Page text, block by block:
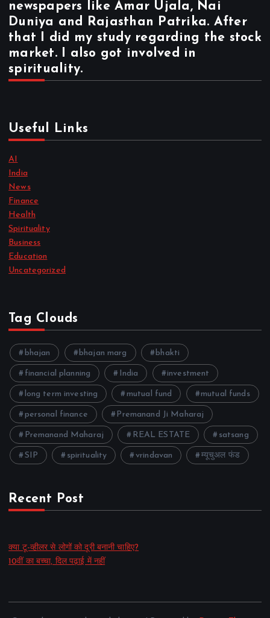
newspapers like Amar Ujala, Nai
Duniya and Rajasthan Patrika. After
that I did my study regarding the stock
market. I also got involved in
spirituality.
Useful Links
AI
India
News
Finance
Health
Spirituality
Business
Education
Uncategorized
Tag Clouds
bhajan bhajan marg bhakti
financial planning India investment
long term investing mutual fund mutual funds
personal finance Premanand Ji Maharaj
Premanand Maharaj REAL ESTATE satsang
SIP spirituality vrindavan म्यूचुअल फंड
Recent Post
क्या टू-व्हीलर से लोगों को दूरी बनानी चाहिए?
10वीं का बच्चा, दिल पढ़ाई में नहीं